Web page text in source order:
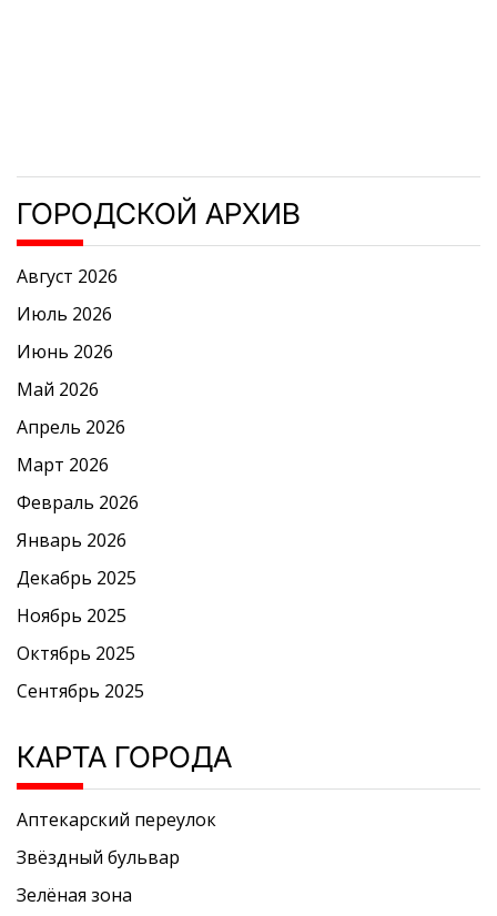
ГОРОДСКОЙ АРХИВ
Август 2026
Июль 2026
Июнь 2026
Май 2026
Апрель 2026
Март 2026
Февраль 2026
Январь 2026
Декабрь 2025
Ноябрь 2025
Октябрь 2025
Сентябрь 2025
КАРТА ГОРОДА
Аптекарский переулок
Звёздный бульвар
Зелёная зона